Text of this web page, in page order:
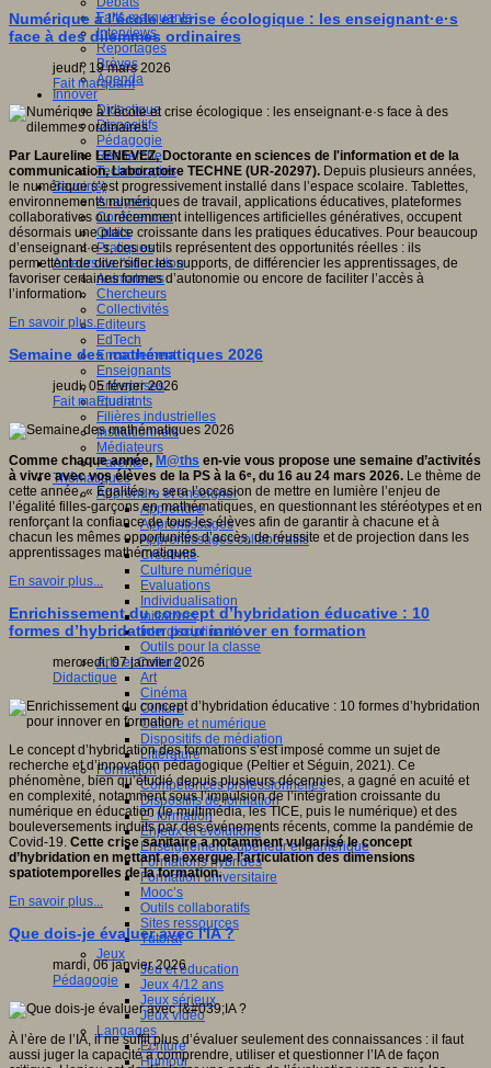
Faits marquants
Interviews
Reportages
Brèves
Agenda
Innover
Didactique
Dispositifs
Pédagogie
Recherche
Technologies
Savoir(s)
Analyses
Conférences
Outils
Pratiques
Acteurs de l'éducation
Animateurs
Chercheurs
Collectivités
Editeurs
EdTech
Encadrement
Enseignants
Entreprises
Etudiants
Filières industrielles
Institutionnels
Médiateurs
Parents
Thématiques
Apprendre et enseigner
Apprendre
Apprentissages
Apprentissages collaboratifs
Créativité
Culture numérique
Evaluations
Individualisation
Initiatives
Interdisciplinarité
Outils pour la classe
Arts et Culture
Art
Cinéma
Culture
Culture et numérique
Dispositifs de médiation
Littérature
Formation
Compétences professionnelles
Dispositifs de formation
E- formation
Enjeux et évolutions
Enseignement supérieur et numérique
Formations hybrides
Formation universitaire
Mooc’s
Outils collaboratifs
Sites ressources
Tutorat
Jeux
Jeu et éducation
Jeux 4/12 ans
Jeux sérieux
Jeux vidéo
Langages
Ecriture
Humour
Numérique à l’école et crise écologique : les enseignant·e·s
face à des dilemmes ordinaires
jeudi, 19 mars 2026
Fait marquant
Par Laureline LENEVEZ, Doctorante en sciences de l'information et de la
communication, Laboratoire TECHNE (UR-20297). Depuis plusieurs années,
le numérique s’est progressivement installé dans l’espace scolaire. Tablettes,
environnements numériques de travail, applications éducatives, plateformes
collaboratives ou récemment intelligences artificielles génératives, occupent
désormais une place croissante dans les pratiques éducatives. Pour beaucoup
d’enseignant·e·s, ces outils représentent des opportunités réelles : ils
permettent de diversifier les supports, de différencier les apprentissages, de
favoriser certaines formes d’autonomie ou encore de faciliter l’accès à
l’information.
En savoir plus...
Semaine des mathématiques 2026
jeudi, 05 février 2026
Fait marquant
Comme chaque année, M@ths en-vie vous propose une semaine d’activités
à vivre avec vos élèves de la PS à la 6ᵉ, du 16 au 24 mars 2026. Le thème de
cette année, « Égalités », sera l’occasion de mettre en lumière l’enjeu de
l’égalité filles-garçons en mathématiques, en questionnant les stéréotypes et en
renforçant la confiance de tous les élèves afin de garantir à chacune et à
chacun les mêmes opportunités d’accès, de réussite et de projection dans les
apprentissages mathématiques.
En savoir plus...
Enrichissement du concept d’hybridation éducative : 10
formes d’hybridation pour innover en formation
mercredi, 07 janvier 2026
Didactique
Le concept d’hybridation des formations s’est imposé comme un sujet de
recherche et d’innovation pédagogique (Peltier et Séguin, 2021). Ce
phénomène, bien qu’étudié depuis plusieurs décennies, a gagné en acuité et
en complexité, notamment sous l’impulsion de l’intégration croissante du
numérique en éducation (le multimédia, les TICE, puis le numérique) et des
bouleversements induits par des événements récents, comme la pandémie de
Covid-19. Cette crise sanitaire a notamment vulgarisé le concept
d’hybridation en mettant en exergue l’articulation des dimensions
spatiotemporelles de la formation.
En savoir plus...
Que dois-je évaluer avec l'IA ?
mardi, 06 janvier 2026
Pédagogie
À l’ère de l’IA, il ne suffit plus d’évaluer seulement des connaissances : il faut
aussi juger la capacité à comprendre, utiliser et questionner l’IA de façon